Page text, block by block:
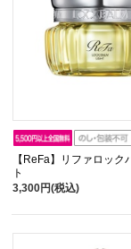
【ReFa】リファロック
ト
3,300円(税込)